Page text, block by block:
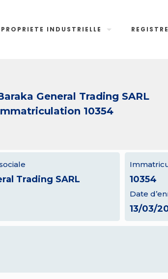
PROPRIETE INDUSTRIELLE
General Trading SARL
10354
Trading SARL 10354
Date
13/03/